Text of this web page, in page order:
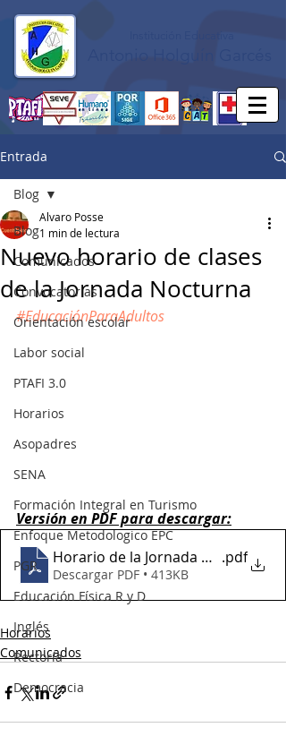
Entrada
Blog
Comunicados
Convocatorias
Orientación escolar
Labor social
PTAFI 3.0
Horarios
Asopadres
SENA
Formación Integral en Turismo
Enfoque Metodologico EPC
PGR
Educación Física R y D
Inglés
Rectoría
Democracia
Blog
Nuevo horario de clases
de la Jornada Nocturna
Alvaro Posse
1 min de lectura
#EducaciónParaAdultos
Versión en PDF para descargar:
Horario de la Jornada Nocturna
.pdf
Descargar PDF • 413KB
Horarios
Comunicados